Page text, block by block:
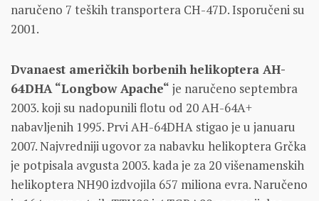
naručeno 7 teških transportera CH-47D. Isporučeni su
2001.
Dvanaest američkih borbenih helikoptera AH-
64DHA “Longbow Apache“ je naručeno septembra
2003. koji su nadopunili flotu od 20 AH-64A+
nabavljenih 1995. Prvi AH-64DHA stigao je u januaru
2007. Najvredniji ugovor za nabavku helikoptera Grčka
je potpisala avgusta 2003. kada je za 20 višenamenskih
helikoptera NH90 izdvojila 657 miliona evra. Naručeno